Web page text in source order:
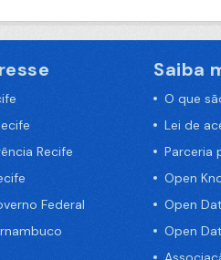
Recife
Federal
Saiba
O que
Lei de
Parceria
Open
Open
Open